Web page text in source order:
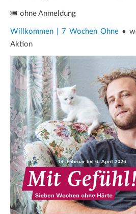
🎟️ ohne Anmeldung
Willkommen | 7 Wochen Ohne •
Aktion